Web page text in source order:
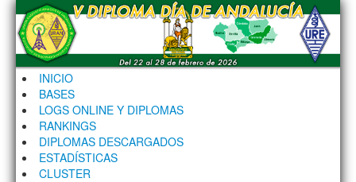
INICIO
BASES
LOGS ONLINE Y DIPLOMAS
RANKINGS
DIPLOMAS DESCARGADOS
ESTADÍSTICAS
CLUSTER